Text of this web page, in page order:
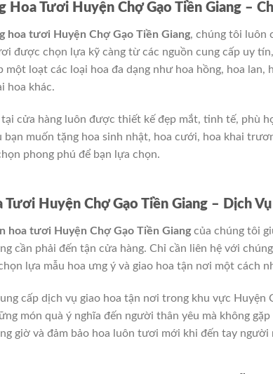
Hoa Tươi Huyện Chợ Gạo Tiền Giang –
hoa tươi Huyện Chợ Gạo Tiền Giang, chúng tôi luôn
được chọn lựa kỹ càng từ các nguồn cung cấp uy
một loạt các loại hoa đa dạng như hoa hồng, hoa
hoa khác.
tại cửa hàng luôn được thiết kế đẹp mắt, tinh tế, phù
bạn muốn tặng hoa sinh nhật, hoa cưới, hoa khai
phong phú để bạn lựa chọn.
Huyện Chợ Gạo Tiền Giang – Dịch
hoa tươi Huyện Chợ Gạo Tiền Giangcủa chúng tôi
cần phải đến tận cửa hàng. Chỉ cần liên hệ với
lựa mẫu hoa ưng ý và giao hoa tận nơi một cách
cấp dịch vụ giao hoa tận nơi trong khu vực Huyện
món quà ý nghĩa đến người thân yêu mà không
giờ và đảm bảo hoa luôn tươi mới khi đến tay người